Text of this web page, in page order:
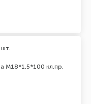
M18*1,5*100 кл.пр.
шт.